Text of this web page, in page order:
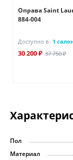
Оправа Saint
884-004
Доступно в 1
30 200 ₽ 37 750 ₽
Пол
Материал